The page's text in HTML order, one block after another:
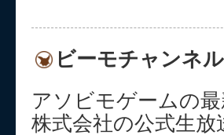
ビーモチャンネ
アソビモゲームの
株式会社の公式生放